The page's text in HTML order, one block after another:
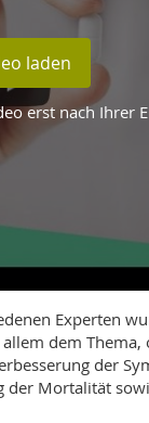
laden
erst nach Ihrer
Experten
dem
der
Mortalität